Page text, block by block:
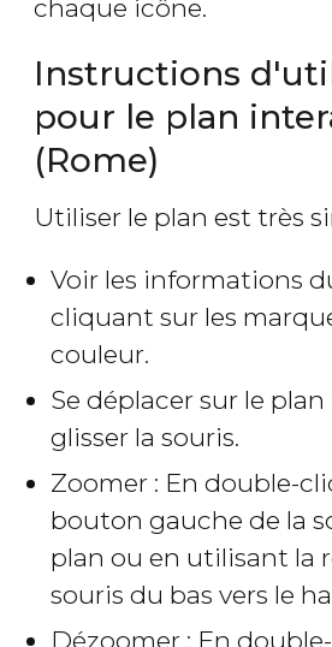
chaque icône.
Instructions
pour le plan
(Rome)
Utiliser le plan est très
Voir les informations
cliquant sur les
couleur.
Se déplacer sur le
glisser la souris.
Zoomer : En double-
bouton gauche de la
plan ou en utilisant la
souris du bas vers le
Dézoomer : En